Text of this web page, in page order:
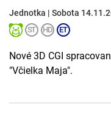
Jednotka | Sobota
Nové 3D CGI
"Včielka Maja".